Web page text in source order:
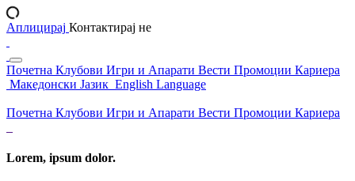
Аплицирај Контактирај не
Почетна Клубови Игри и Апарати Вести Промоции Кариера
Македонски Јазик English Language
Почетна Клубови Игри и Апарати Вести Промоции Кариера
Lorem, ipsum dolor.